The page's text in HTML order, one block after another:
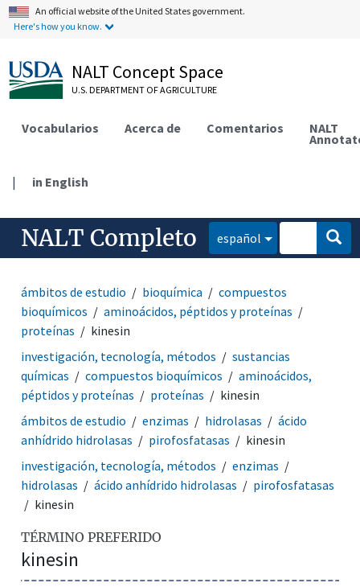
An official website of the United States government.
Here's how you know.
NALT Concept Space
U.S. DEPARTMENT OF AGRICULTURE
Vocabularios Acerca de Comentarios NALT
| in English
NALT Completo español
ámbitos de estudio bioquímica
compuestos
bioquímicos
aminoácidos, péptidos y proteínas
proteínas
kinesin
investigación, tecnología, métodos
sustancias
químicas
compuestos bioquímicos
aminoácidos,
péptidos y proteínas
proteínas
kinesin
ámbitos de estudio
enzimas hidrolasas
ácido
anhídrido hidrolasas
pirofosfatasas
kinesin
investigación, tecnología, métodos
enzimas
hidrolasas
ácido anhídrido hidrolasas
pirofosfatasas
kinesin
TÉRMINO PREFERIDO
kinesin